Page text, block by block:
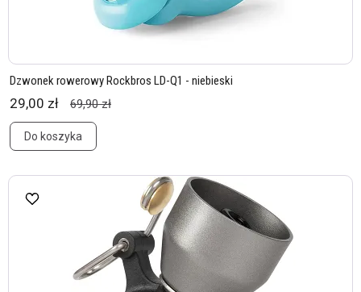
Dzwonek rowerowy Rockbros LD-Q1 - niebieski
29,00 zł 69,90 zł
Do koszyka